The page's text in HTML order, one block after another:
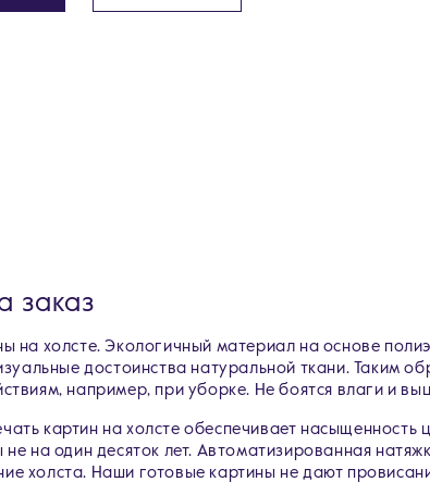
заказ
на холсте. Экологичный материал на основе
достоинства натуральной ткани. Таким
например, при уборке. Не боятся влаги и
картин на холсте обеспечивает насыщенность
не на один десяток лет. Автоматизированная
холста. Наши готовые картины не дают